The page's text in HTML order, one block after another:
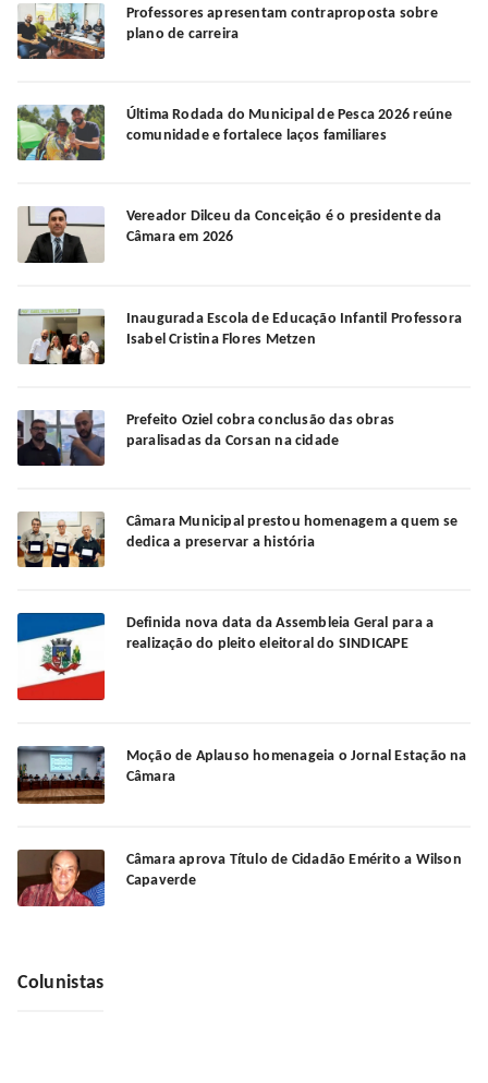
Professores apresentam contraproposta sobre
plano de carreira
Última Rodada do Municipal de Pesca 2026 reúne
comunidade e fortalece laços familiares
Vereador Dilceu da Conceição é o presidente da
Câmara em 2026
Inaugurada Escola de Educação Infantil Professora
Isabel Cristina Flores Metzen
Prefeito Oziel cobra conclusão das obras
paralisadas da Corsan na cidade
Câmara Municipal prestou homenagem a quem se
dedica a preservar a história
Definida nova data da Assembleia Geral para a
realização do pleito eleitoral do SINDICAPE
Moção de Aplauso homenageia o Jornal Estação na
Câmara
Câmara aprova Título de Cidadão Emérito a Wilson
Capaverde
Colunistas